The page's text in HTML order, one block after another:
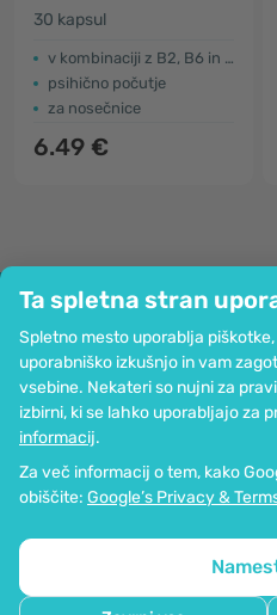
Ta spletna stran
Spletno mesto uporablja
uporabniško izkušnjo in vam
vsebine. Nekateri so nujni za
izbirni, ki se lahko uporabljajo za
informacij.
Za več informacij o tem, kako
obiščite: Google’s Privacy &
30 kapsul
v kombinaciji z B2, B6 in B12
psihično počutje
za nosečnice
6.49 €
Podjetje
Informacije
Pridružite se nam
Pomoč in naročila
Možnost kartičnega plačevanja.
preko SSL-kodiranja.
Zemljevid strani